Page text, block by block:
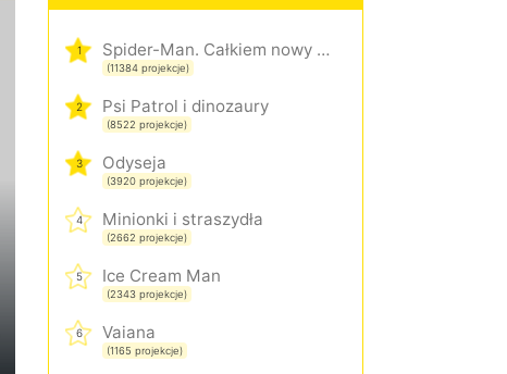
1 Spider-Man. Całkiem nowy dzień
(11384 projekcje)
2 Psi Patrol i dinozaury
(8522 projekcje)
3 Odyseja
(3920 projekcje)
4 Minionki i straszydła
(2662 projekcje)
5 Ice Cream Man
(2343 projekcje)
6 Vaiana
(1165 projekcje)